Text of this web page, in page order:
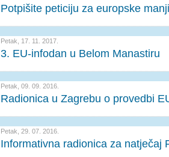
Potpišite peticiju za europske
Petak, 17. 11. 2017.
3. EU-infodan u Belom Manastiru
Petak, 09. 09. 2016.
Radionica u Zagrebu o provedbi
Petak, 29. 07. 2016.
Informativna radionica za natječaj